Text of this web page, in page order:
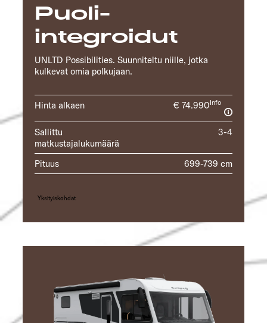
Puoli-
integroidut
UNLTD Possibilities. Suunniteltu niille, jotka
kulkevat omia polkujaan.
Hinta alkaen € 74.990Info
Sallittu
matkustajalukumäärä
3-4
Pituus 699-739 cm
Yksityiskohdat